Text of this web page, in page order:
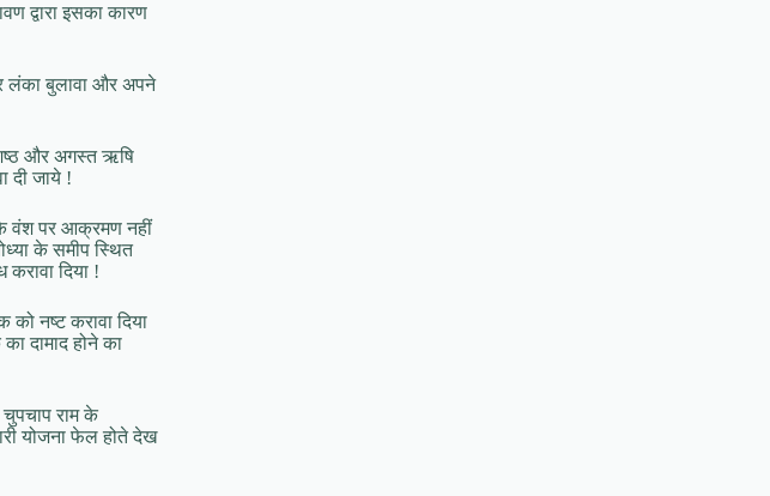
द्वारा इसका कारण
लंका बुलावा और अपने
और अगस्त ऋषि
दी जाये !
वंश पर आक्रमण नहीं
के समीप स्थित
दिया !
नष्ट करावा दिया
दामाद होने का
राम के
योजना फेल होते देख